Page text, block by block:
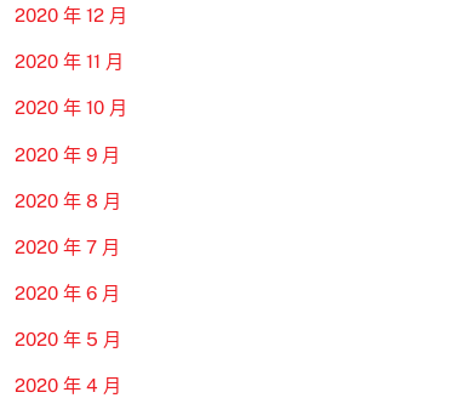
2020 年 12 月
2020 年 11 月
2020 年 10 月
2020 年 9 月
2020 年 8 月
2020 年 7 月
2020 年 6 月
2020 年 5 月
2020 年 4 月